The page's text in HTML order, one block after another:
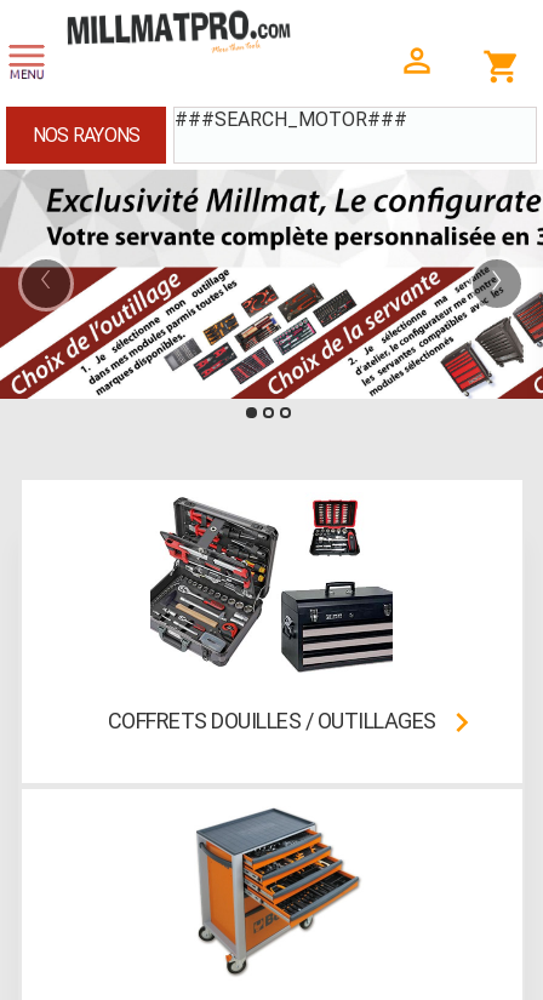
###SEARCH_MOTOR###
NOS RAYONS
‹ ›
COFFRETS DOUILLES / OUTILLAGES